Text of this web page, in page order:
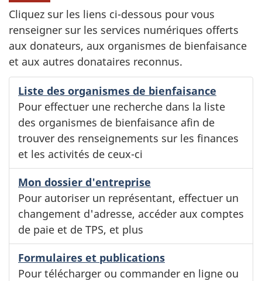
Cliquez sur les liens ci-dessous pour vous
renseigner sur les services numériques offerts
aux donateurs, aux organismes de bienfaisance
et aux autres donataires reconnus.
Liste des organismes de bienfaisance
Pour effectuer une recherche dans la liste
des organismes de bienfaisance afin de
trouver des renseignements sur les finances
et les activités de ceux-ci
Mon dossier d'entreprise
Pour autoriser un représentant, effectuer un
changement d'adresse, accéder aux comptes
de paie et de TPS, et plus
Formulaires et publications
Pour télécharger ou commander en ligne ou